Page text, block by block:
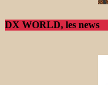
DX WORLD, les news